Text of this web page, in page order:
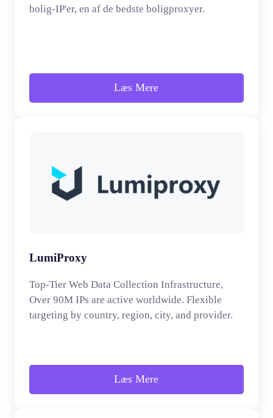
bolig-IP'er, en af de bedste boligproxyer.
Læs Mere
LumiProxy
Top-Tier Web Data Collection Infrastructure,
Over 90M IPs are active worldwide. Flexible
targeting by country, region, city, and provider.
Læs Mere